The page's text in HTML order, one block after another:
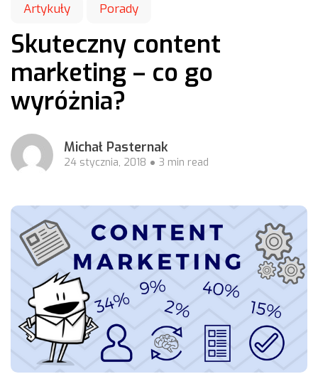
Artykuły Porady
Skuteczny content
marketing – co go
wyróżnia?
Michał Pasternak
24 stycznia, 2018 3 min read